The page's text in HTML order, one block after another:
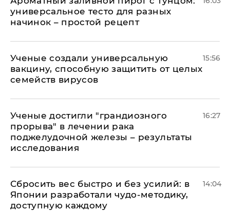
универсальное тесто для разных
начинок – простой рецепт
Ученые создали универсальную
вакцину, способную защитить от целых
семейств вирусов
15:56
Ученые достигли "грандиозного
прорыва" в лечении рака
поджелудочной железы – результаты
исследования
16:27
Сбросить вес быстро и без усилий: в
Японии разработали чудо-методику,
доступную каждому
14:04